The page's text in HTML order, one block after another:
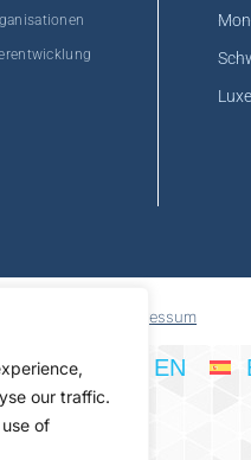
our traffic.
of
Impressum
FR EN